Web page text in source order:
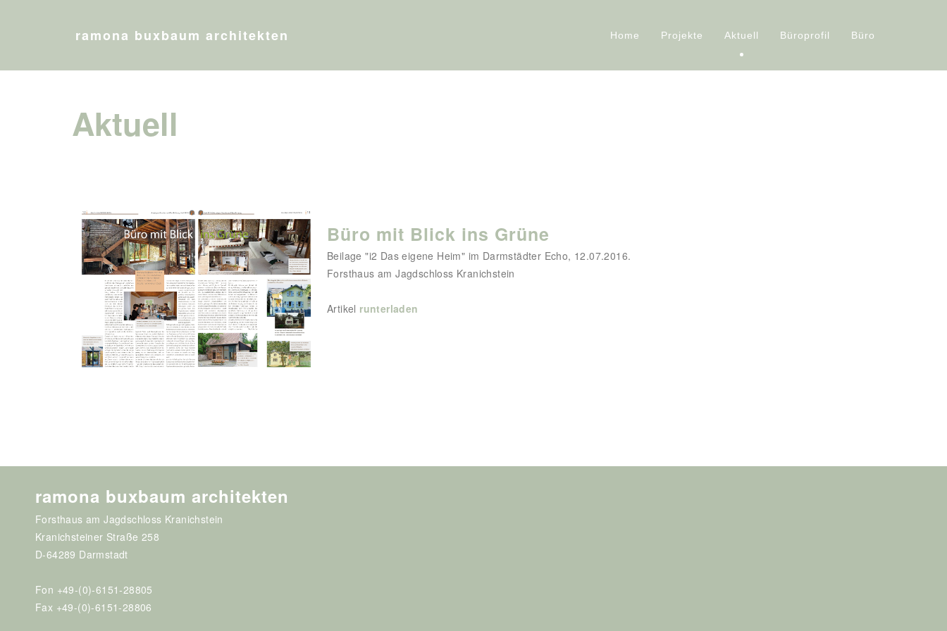
ramona buxbaum architekten Home Projekte Aktuell Büroprofil Büro
Aktuell
Büro mit Blick ins Grüne
Beilage "i2 Das eigene Heim" im Darmstädter Echo, 12.07.2016.
Forsthaus am Jagdschloss Kranichstein
Artikel runterladen
ramona buxbaum architekten
Forsthaus am Jagdschloss Kranichstein
Kranichsteiner Straße 258
D-64289 Darmstadt
Fon +49-(0)-6151-28805
Fax +49-(0)-6151-28806